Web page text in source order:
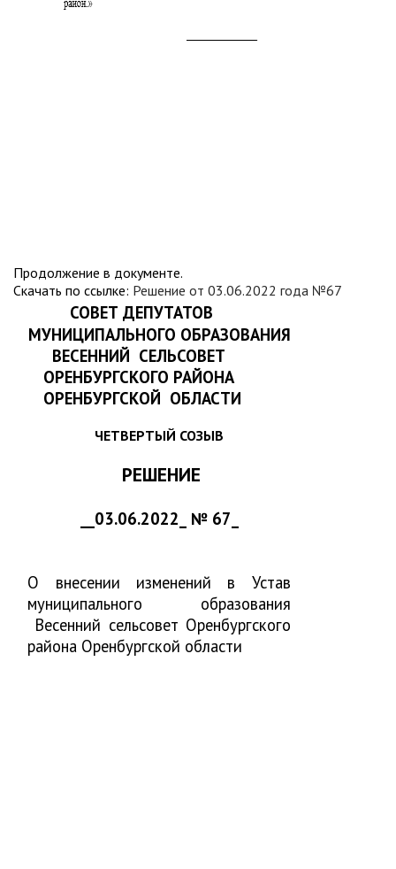
Продолжение в документе.
Скачать по ссылке: Решение от 03.06.2022 года №67
СОВЕТ ДЕПУТАТОВ
МУНИЦИПАЛЬНОГО ОБРАЗОВАНИЯ
ВЕСЕННИЙ СЕЛЬСОВЕТ
ОРЕНБУРГСКОГО РАЙОНА
ОРЕНБУРГСКОЙ ОБЛАСТИ
ЧЕТВЕРТЫЙ СОЗЫВ
РЕШЕНИЕ
__03.06.2022_ № 67_
О внесении изменений в Устав
муниципального образования
Весенний сельсовет Оренбургского
района Оренбургской области